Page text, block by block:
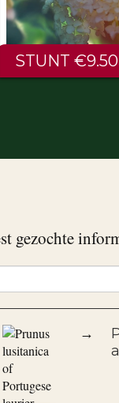
ALTIJD
gezochte
→